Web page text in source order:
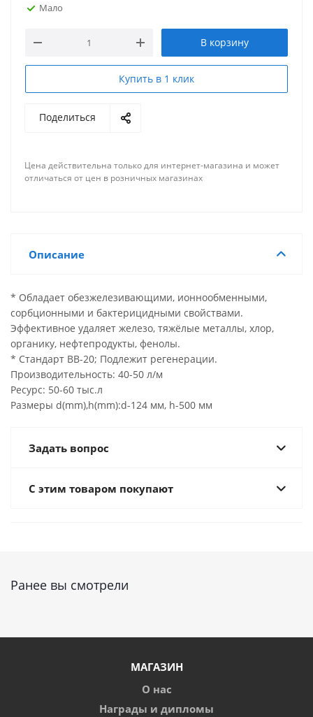
Мало
В корзину
Купить в 1 клик
Поделиться
Цена действительна только для интернет-магазина и может
отличаться от цен в розничных магазинах
Описание
* Обладает обезжелезивающими, ионнообменными,
сорбционными и бактерицидными свойствами.
Эффективное удаляет железо, тяжёлые металлы, хлор,
органику, нефтепродукты, фенолы.
* Стандарт BB-20; Подлежит регенерации.
Производительность: 40-50 л/м
Ресурс: 50-60 тыс.л
Размеры d(mm),h(mm):d-124 мм, h-500 мм
Задать вопрос
С этим товаром покупают
Ранее вы смотрели
МАГАЗИН
О нас
Награды и дипломы